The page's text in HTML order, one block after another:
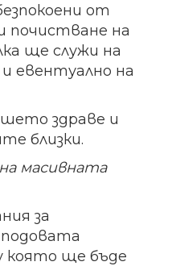
от
почистване на
ще служи на
евентуално на
здраве и
близки.
масивната
за
която ще бъде